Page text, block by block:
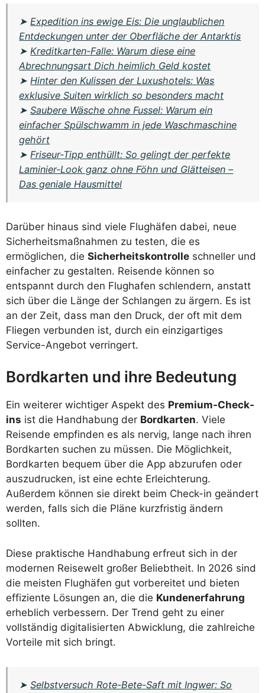
➤ Expedition ins ewige Eis: Die unglaublichen
Entdeckungen unter der Oberfläche der Antarktis
➤ Kreditkarten-Falle: Warum diese eine
Abrechnungsart Dich heimlich Geld kostet
➤ Hinter den Kulissen der Luxushotels: Was
exklusive Suiten wirklich so besonders macht
➤Saubere Wäsche ohne Fussel: Warum ein
einfacher Spülschwamm in jede Waschmaschine
gehört
➤ Friseur-Tipp enthüllt: So gelingt der perfekte
Laminier-Look ganz ohne Föhn und Glätteisen –
Das geniale Hausmittel
Darüber hinaus sind viele Flughäfen dabei, neue
Sicherheitsmaßnahmen zu testen, die es
ermöglichen, die Sicherheitskontrolle schneller und
einfacher zu gestalten. Reisende können so
entspannt durch den Flughafen schlendern, anstatt
sich über die Länge der Schlangen zu ärgern. Es ist
an der Zeit, dass man den Druck, der oft mit dem
Fliegen verbunden ist, durch ein einzigartiges
Service-Angebot verringert.
Bordkarten und ihre Bedeutung
Ein weiterer wichtiger Aspekt des Premium-Check-
ins ist die Handhabung der Bordkarten. Viele
Reisende empfinden es als nervig, lange nach ihren
Bordkarten suchen zu müssen. Die Möglichkeit,
Bordkarten bequem über die App abzurufen oder
auszudrucken, ist eine echte Erleichterung.
Außerdem können sie direkt beim Check-in geändert
werden, falls sich die Pläne kurzfristig ändern
sollten.
Diese praktische Handhabung erfreut sich in der
modernen Reisewelt großer Beliebtheit. In 2026 sind
die meisten Flughäfen gut vorbereitet und bieten
effiziente Lösungen an, die die Kundenerfahrung
erheblich verbessern. Der Trend geht zu einer
vollständig digitalisierten Abwicklung, die zahlreiche
Vorteile mit sich bringt.
➤Selbstversuch Rote-Bete-Saft mit Ingwer: So